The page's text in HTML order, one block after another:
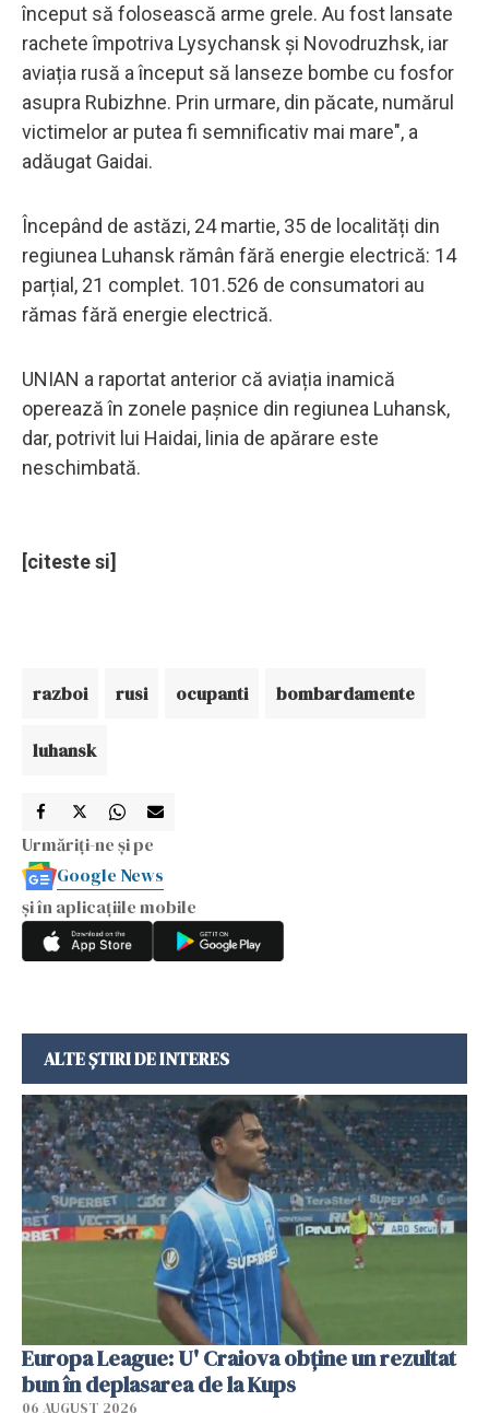
început să folosească arme grele. Au fost lansate
rachete împotriva Lysychansk și Novodruzhsk, iar
aviația rusă a început să lanseze bombe cu fosfor
asupra Rubizhne. Prin urmare, din păcate, numărul
victimelor ar putea fi semnificativ mai mare", a
adăugat Gaidai.
Începând de astăzi, 24 martie, 35 de localități din
regiunea Luhansk rămân fără energie electrică: 14
parțial, 21 complet. 101.526 de consumatori au
rămas fără energie electrică.
UNIAN a raportat anterior că aviația inamică
operează în zonele pașnice din regiunea Luhansk,
dar, potrivit lui Haidai, linia de apărare este
neschimbată.
[citeste si]
razboi rusi ocupanti bombardamente
luhansk
Urmăriți-ne și pe
Google News
și în aplicațiile mobile
ALTE ȘTIRI DE INTERES
Europa League: U' Craiova obține un rezultat
bun în deplasarea de la Kups
06 AUGUST 2026